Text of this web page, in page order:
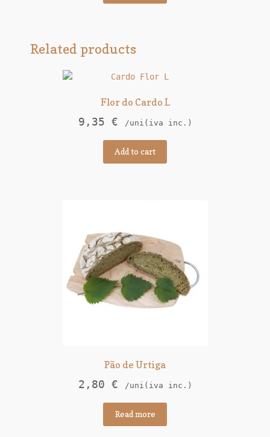
Related products
Flor do Cardo L
9,35 € /uni(iva inc.)
Add to cart
Pão de Urtiga
2,80 € /uni(iva inc.)
Read more